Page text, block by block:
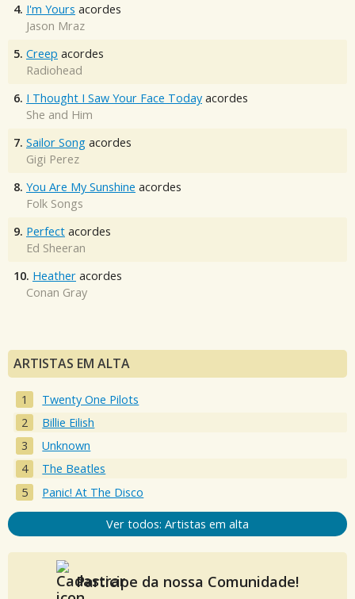
4. I'm Yours acordes
Jason Mraz
5. Creep acordes
Radiohead
6. I Thought I Saw Your Face Today acordes
She and Him
7. Sailor Song acordes
Gigi Perez
8. You Are My Sunshine acordes
Folk Songs
9. Perfect acordes
Ed Sheeran
10. Heather acordes
Conan Gray
ARTISTAS EM ALTA
Twenty One Pilots
Billie Eilish
Unknown
The Beatles
Panic! At The Disco
Ver todos: Artistas em alta
Participe da nossa Comunidade!